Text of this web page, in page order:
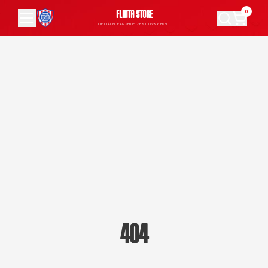
FLINTA STORE
OFICIÁLNÍ FANSHOP ZBROJOVKY BRNO
0
404